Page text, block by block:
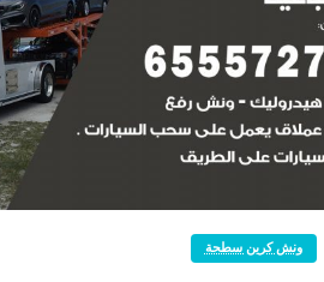
ونش كرين سطحة